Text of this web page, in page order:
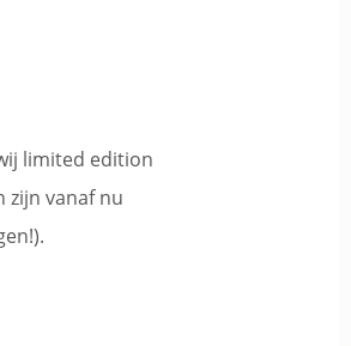
limited edition
zijn vanaf nu